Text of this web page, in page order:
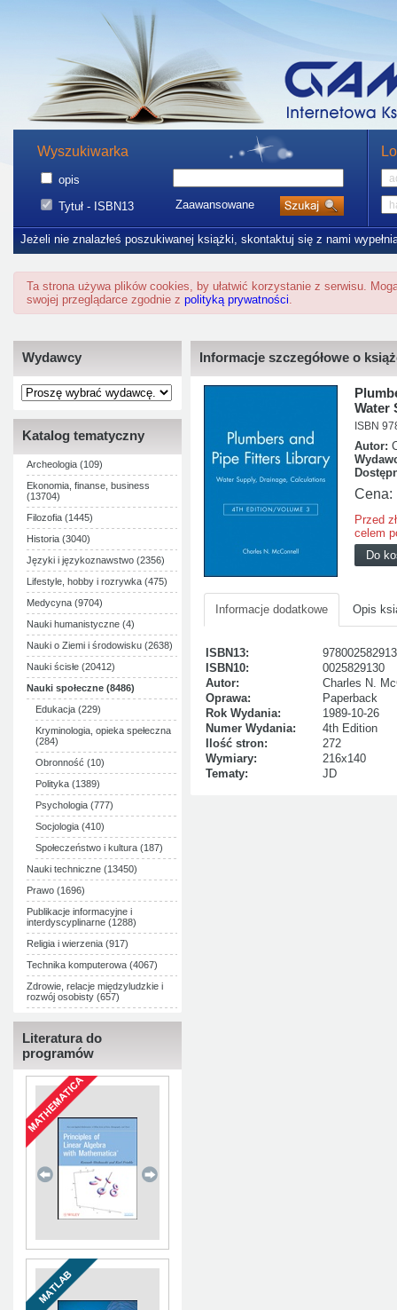
Wyszukiwarka
opis
Tytuł - ISBN13
Zaawansowane
Jeżeli nie znalazłeś poszukiwanej książki, skontaktuj się z nami
Ta strona używa plików cookies, by ułatwić korzystanie z serwisu.
swojej przeglądarce zgodnie z polityką prywatności.
Wydawcy
Katalog tematyczny
Archeologia (109)
Ekonomia, finanse, business
(13704)
Filozofia (1445)
Historia (3040)
Języki i językoznawstwo (2356)
Lifestyle, hobby i rozrywka (475)
Medycyna (9704)
Nauki humanistyczne (4)
Nauki o Ziemi i środowisku (2638)
Nauki ścisłe (20412)
Nauki społeczne (8486)
Edukacja (229)
Kryminologia, opieka spełeczna
(284)
Obronność (10)
Polityka (1389)
Psychologia (777)
Socjologia (410)
Społeczeństwo i kultura (187)
Nauki techniczne (13450)
Prawo (1696)
Publikacje informacyjne i
interdyscyplinarne (1288)
Religia i wierzenia (917)
Technika komputerowa (4067)
Zdrowie, relacje międzyludzkie i
rozwój osobisty (657)
Literatura do
programów
Informacje szczegółowe o
Water
ISBN
Autor:
Cena:
Przed
celem
Informacje dodatkowe Opis
ISBN13:
ISBN10:
0025829130
Autor:
Charles N.
Oprawa:
Paperback
Rok Wydania:
1989-10-26
Numer Wydania:
4th Edition
Ilość stron:
272
Wymiary:
216x140
Tematy:
JD